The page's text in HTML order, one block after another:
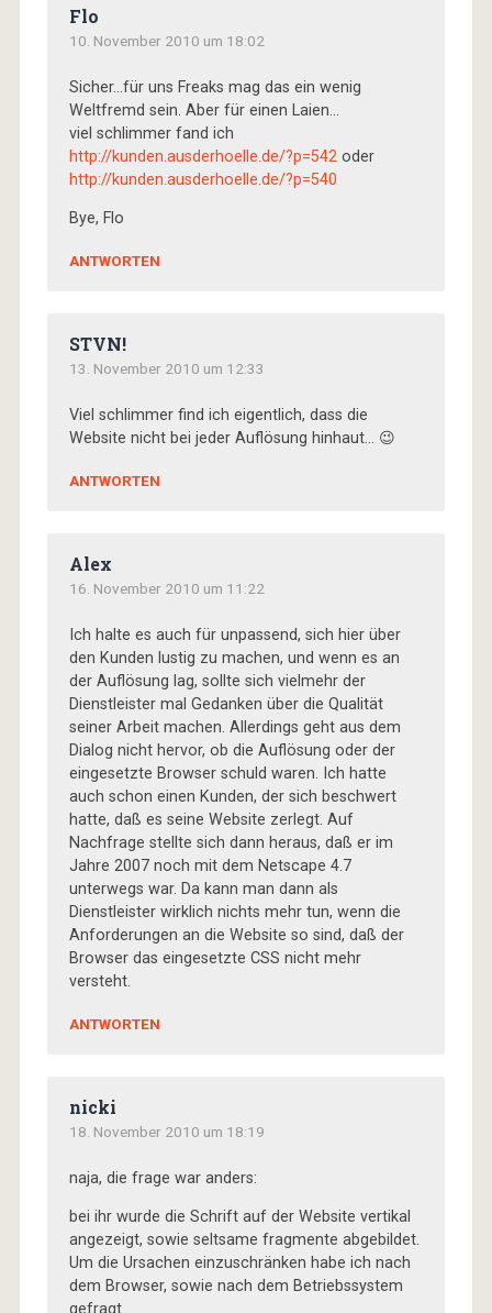
Flo
10. November 2010 um 18:02
Sicher…für uns Freaks mag das ein wenig
Weltfremd sein. Aber für einen Laien…
viel schlimmer fand ich
http://kunden.ausderhoelle.de/?p=542oder
http://kunden.ausderhoelle.de/?p=540
Bye, Flo
ANTWORTEN
STVN!
13. November 2010 um 12:33
Viel schlimmer find ich eigentlich, dass die
Website nicht bei jeder Auflösung hinhaut… 😉
ANTWORTEN
Alex
16. November 2010 um 11:22
Ich halte es auch für unpassend, sich hier über
den Kunden lustig zu machen, und wenn es an
der Auflösung lag, sollte sich vielmehr der
Dienstleister mal Gedanken über die Qualität
seiner Arbeit machen. Allerdings geht aus dem
Dialog nicht hervor, ob die Auflösung oder der
eingesetzte Browser schuld waren. Ich hatte
auch schon einen Kunden, der sich beschwert
hatte, daß es seine Website zerlegt. Auf
Nachfrage stellte sich dann heraus, daß er im
Jahre 2007 noch mit dem Netscape 4.7
unterwegs war. Da kann man dann als
Dienstleister wirklich nichts mehr tun, wenn die
Anforderungen an die Website so sind, daß der
Browser das eingesetzte CSS nicht mehr
versteht.
ANTWORTEN
nicki
18. November 2010 um 18:19
naja, die frage war anders:
bei ihr wurde die Schrift auf der Website vertikal
angezeigt, sowie seltsame fragmente abgebildet.
Um die Ursachen einzuschränken habe ich nach
dem Browser, sowie nach dem Betriebssystem